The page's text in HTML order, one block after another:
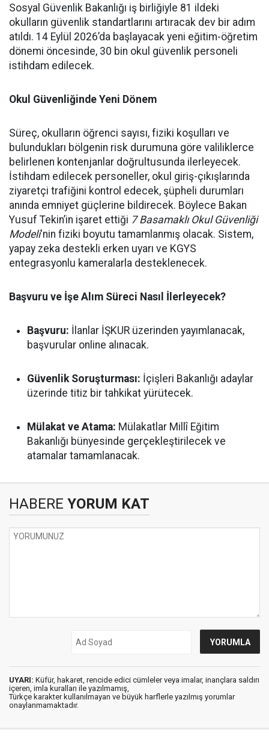
Sosyal Güvenlik Bakanlığı iş birliğiyle 81 ildeki
okulların güvenlik standartlarını artıracak dev bir adım
atıldı. 14 Eylül 2026’da başlayacak yeni eğitim-öğretim
dönemi öncesinde, 30 bin okul güvenlik personeli
istihdam edilecek.
Okul Güvenliğinde Yeni Dönem
Süreç, okulların öğrenci sayısı, fiziki koşulları ve
bulundukları bölgenin risk durumuna göre valiliklerce
belirlenen kontenjanlar doğrultusunda ilerleyecek.
İstihdam edilecek personeller, okul giriş-çıkışlarında
ziyaretçi trafiğini kontrol edecek, şüpheli durumları
anında emniyet güçlerine bildirecek. Böylece Bakan
Yusuf Tekin’in işaret ettiği 7 Basamaklı Okul Güvenliği
Modeli'nin fiziki boyutu tamamlanmış olacak. Sistem,
yapay zeka destekli erken uyarı ve KGYS
entegrasyonlu kameralarla desteklenecek.
Başvuru ve İşe Alım Süreci Nasıl İlerleyecek?
Başvuru: İlanlar İŞKUR üzerinden yayımlanacak,
başvurular online alınacak.
Güvenlik Soruşturması: İçişleri Bakanlığı adaylar
üzerinde titiz bir tahkikat yürütecek.
Mülakat ve Atama: Mülakatlar Millî Eğitim
Bakanlığı bünyesinde gerçekleştirilecek ve
atamalar tamamlanacak.
HABERE YORUM KAT
UYARI: Küfür, hakaret, rencide edici cümleler veya imalar, inançlara saldırı
içeren, imla kuralları ile yazılmamış,
Türkçe karakter kullanılmayan ve büyük harflerle yazılmış yorumlar
onaylanmamaktadır.